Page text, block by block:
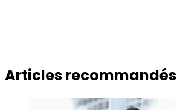
Articles recommandés